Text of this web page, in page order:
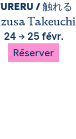
/ 触れる
Takeuchi
24→ 25 févr.
Réserver